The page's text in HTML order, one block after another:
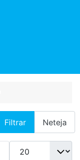
Filtrar Neteja
Mostrar #